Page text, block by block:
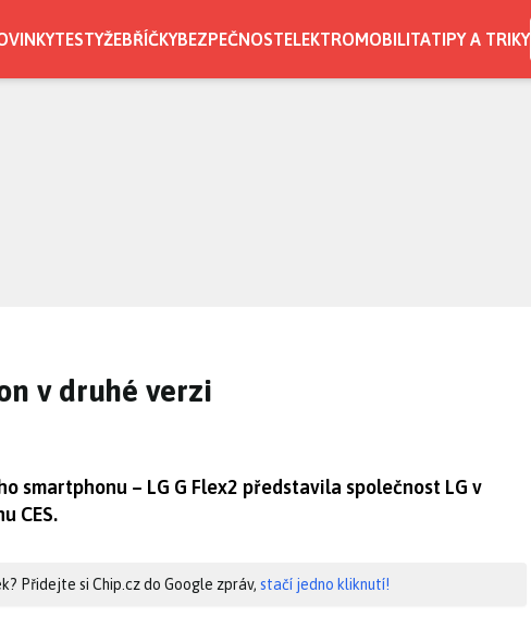
TESTYŽEBŘÍČKYBEZPEČNOSTELEKTROMOBILITATIPY A TRIKY
v druhé verzi
smartphonu – LG G Flex2 představila společnost LG v
CES.
Přidejte si Chip.cz do Google zpráv, stačí jedno kliknutí!